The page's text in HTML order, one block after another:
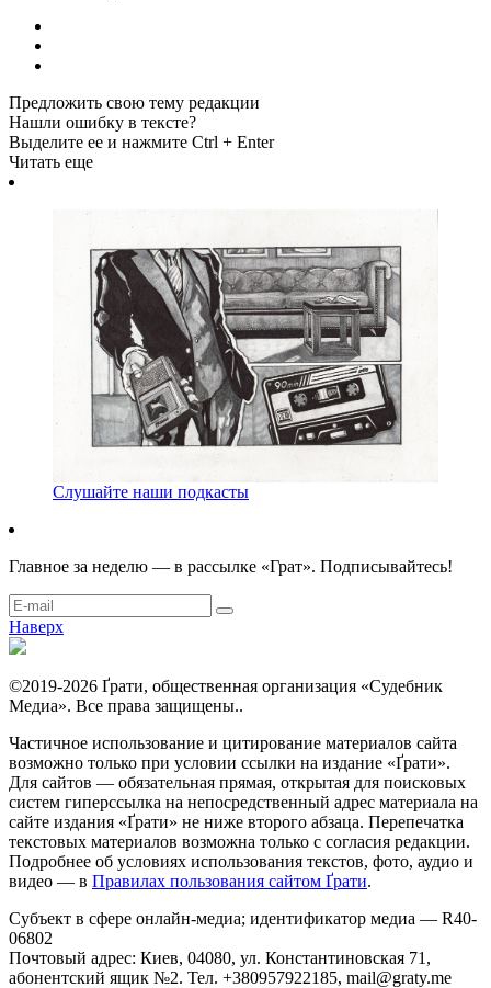
Предложить свою тему редакции
Нашли ошибку в тексте?
Выделите ее и нажмите Ctrl + Enter
Читать еще
Слушайте наши подкасты
Главное за неделю — в рассылке «Грат». Подписывайтесь!
Наверх
©2019-2026 Ґрати, общественная организация «Судебник
Медиа». Все права защищены..
Частичное использование и цитирование материалов сайта
возможно только при условии ссылки на издание «Ґрати».
Для сайтов — обязательная прямая, открытая для поисковых
систем гиперссылка на непосредственный адрес материала на
сайте издания «Ґрати» не ниже второго абзаца. Перепечатка
текстовых материалов возможна только с согласия редакции.
Подробнее об условиях использования текстов, фото, аудио и
видео — в Правилах пользования сайтом Ґрати.
Субъект в сфере онлайн-медиа; идентификатор медиа — R40-
06802
Почтовый адрес: Киев, 04080, ул. Константиновская 71,
абонентский ящик №2. Тел. +380957922185, mail@graty.me